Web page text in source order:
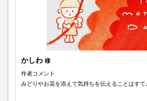
かしわ 様
作者コメント
みどりやお花を添えて気持ちを伝えることはすて